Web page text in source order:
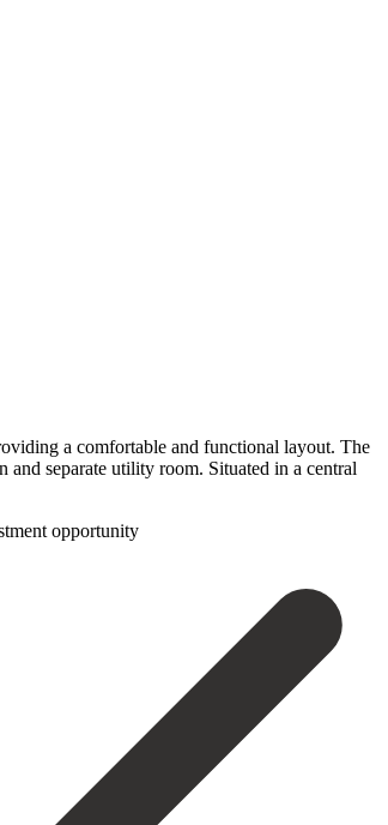
a comfortable and functional layout. The
separate utility room. Situated in a central
‌opportunity